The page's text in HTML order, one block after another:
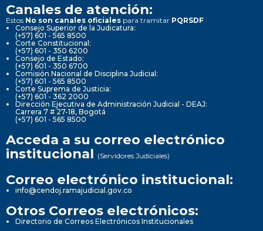
Canales de atención:
Estos No son canales oficiales para tramitar PQRSDF
Consejo Superior de la Judicatura:
(+57) 601 - 565 8500
Corte Constitucional:
(+57) 601 - 350 6200
Consejo de Estado:
(+57) 601 - 350 6700
Comisión Nacional de Disciplina Judicial:
(+57) 601 - 565 8500
Corte Suprema de Justicia:
(+57) 601 - 362 2000
Dirección Ejecutiva de Administración Judicial - DEAJ:
Carrera 7 # 27-18, Bogotá
(+57) 601 - 565 8500
Acceda a su correo electrónico
institucional (Servidores Judiciales)
Correo electrónico institucional:
info@cendoj.ramajudicial.gov.co
Otros Correos electrónicos:
Directorio de Correos Electrónicos Institucionales